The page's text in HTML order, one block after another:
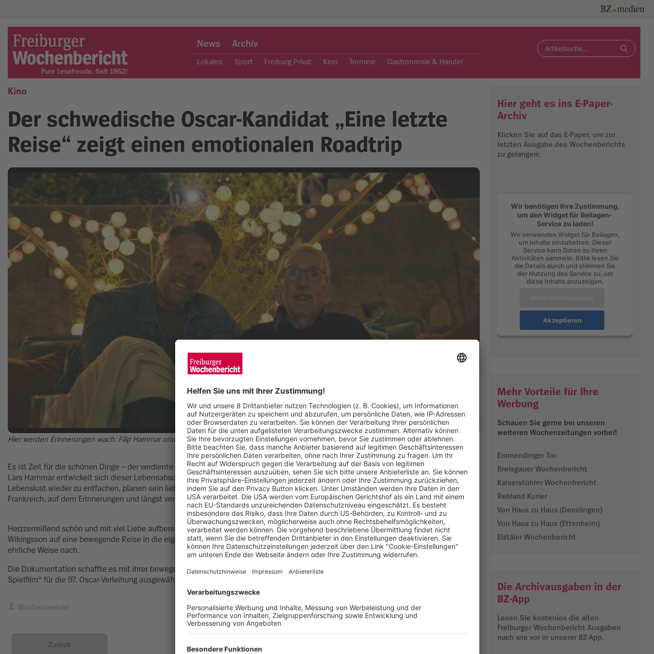
content
Freiburger Wochenbericht
News Archiv
Lokales Sport Freiburg Privat Kino Termine Gastronomie & Handel
Search
for:
Kino
Der schwedische Oscar-Kandidat „Eine letzte
Reise“ zeigt einen emotionalen Roadtrip
Hier werden Erinnerungen wach: Filip Hammar und sein Vater erleben eine emotionale gemeinsame Reise. Foto: Universal Studios
Es ist Zeit für die schönen Dinge – der verdiente Ruhestand schafft Raum für neue Hobbys und glückliche Tage. Aber für den 80-jährigen
Lars Hammar entwickelt sich dieser Lebensabschnitt unerwartet düster. Lars fällt in eine tiefe Depression. Um den Funken der
Lebenslust wieder zu entfachen, planen sein liebender Sohn Filip und dessen bester Freund Fredrik einen Roadtrip von Schweden nach
Frankreich, auf dem Erinnerungen und längst vergessene Momente die schönsten Souvenirs sind.
Herzzerreißend schön und mit viel Liebe aufbereitet: Mit der Dokumentation begibt sich das Regie-Duo Filip Hammar und Fredrik
Wikingsson auf eine bewegende Reise in die eigene Vergangenheit und zeichnet den Schmerz des Loslassens auf berührende und
ehrliche Weise nach.
Die Dokumentation schaffte es mit ihrer bewegenden Erzählweise, als schwedischer Vorschlag für die Kategorie „Bester internationaler
Spielfilm“ für die 97. Oscar-Verleihung ausgewählt zu werden.
Wochenbericht
Zurück
Hier geht es ins E-Paper-
Archiv
Klicken Sie auf das E-Paper, um zur
letzten Ausgabe des Wochenberichts
zu gelangen:
Wir benötigen Ihre Zustimmung,
um den Widget für Beilagen-
Service zu laden!
Wir verwenden Widget für Beilagen,
um Inhalte einzubetten. Dieser
Service kann Daten zu Ihren
Aktivitäten sammeln. Bitte lesen Sie
die Details durch und stimmen Sie
der Nutzung des Service zu, um
diese Inhalte anzuzeigen.
Akzeptieren
Mehr Vorteile für Ihre
Werbung
Schauen Sie gerne bei unseren
weiteren Wochenzeitungen vorbei!
Emmendinger Tor
Breisgauer Wochenbericht
Kaiserstühler Wochenbericht
Rebland Kurier
Von Haus zu Haus (Denzlingen)
Von Haus zu Haus (Ettenheim)
Elztäler Wochenbericht
Die Archivausgaben in der
BZ-App
Lesen Sie kostenlos die alten
Freiburger Wochenbericht Ausgaben
nach wie vor in unserer BZ-App.